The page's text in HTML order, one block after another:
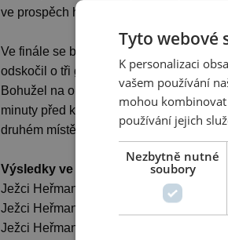
ve prospěch heřmanoměsteckého týmu,
Ve finále se bohužel brzo projevila
odskočil o tři góly. Ježci se ale
Bohužel na obrat již síly nezbyly,
minuty před koncem vstřelil vítěznou
druhém místě.
Výsledky ve skupině:
Ježci Heřmanův Městec : Autosklo HAK
Ježci Heřmanův Městec : HBC JTEKT
Ježci Heřmanův Městec : TJ Sršni
Tyto webové
K personalizaci
vašem používání
mohou
používání jejich
Nezbytně nutné
soubory